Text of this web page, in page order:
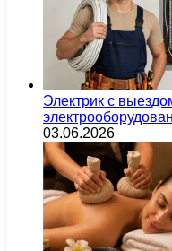
Электрик с
03.06.2026